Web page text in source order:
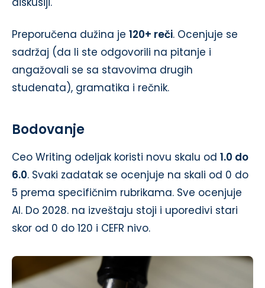
Preporučena dužina je 120+ reči. Ocenjuje se
sadržaj (da li ste odgovorili na pitanje i
angažovali se sa stavovima drugih
studenata), gramatika i rečnik.
Bodovanje
Ceo Writing odeljak koristi novu skalu od 1.0 do
6.0. Svaki zadatak se ocenjuje na skali od 0 do
5 prema specifičnim rubrikama. Sve ocenjuje
AI. Do 2028. na izveštaju stoji i uporedivi stari
skor od 0 do 120 i CEFR nivo.